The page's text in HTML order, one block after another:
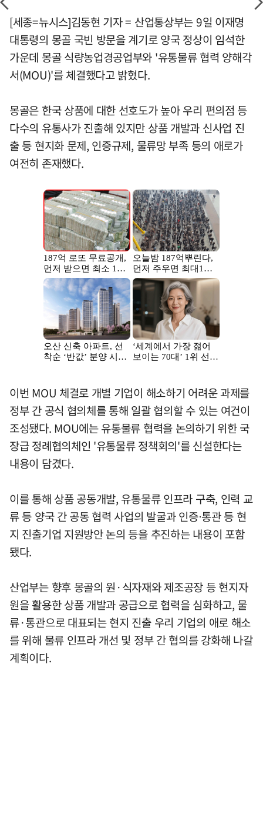
[세종=뉴시스]김동현 기자 = 산업통상부는 9일 이재명
대통령의 몽골 국빈 방문을 계기로 양국 정상이 임석한
가운데 몽골 식량농업경공업부와 '유통물류 협력 양해각
서(MOU)'를 체결했다고 밝혔다.
몽골은 한국 상품에 대한 선호도가 높아 우리 편의점 등
다수의 유통사가 진출해 있지만 상품 개발과 신사업 진
출 등 현지화 문제, 인증규제, 물류망 부족 등의 애로가
여전히 존재했다.
이번 MOU 체결로 개별 기업이 해소하기 어려운 과제를
정부 간 공식 협의체를 통해 일괄 협의할 수 있는 여건이
조성됐다. MOU에는 유통물류 협력을 논의하기 위한 국
장급 정례협의체인 '유통물류 정책회의'를 신설한다는
내용이 담겼다.
이를 통해 상품 공동개발, 유통물류 인프라 구축, 인력 교
류 등 양국 간 공동 협력 사업의 발굴과 인증⋅통관 등 현
지 진출기업 지원방안 논의 등을 추진하는 내용이 포함
됐다.
산업부는 향후 몽골의 원·식자재와 제조공장 등 현지자
원을 활용한 상품 개발과 공급으로 협력을 심화하고, 물
류·통관으로 대표되는 현지 진출 우리 기업의 애로 해소
를 위해 물류 인프라 개선 및 정부 간 협의를 강화해 나갈
계획이다.